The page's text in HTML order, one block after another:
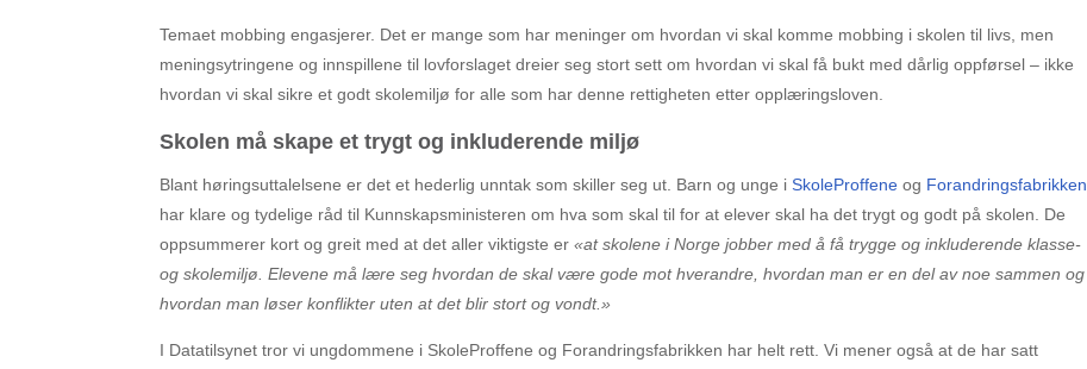
Temaet mobbing engasjerer. Det er mange som har meninger om hvordan vi skal komme mobbing i skolen til livs, men
meningsytringene og innspillene til lovforslaget dreier seg stort sett om hvordan vi skal få bukt med dårlig oppførsel – ikke
hvordan vi skal sikre et godt skolemiljø for alle som har denne rettigheten etter opplæringsloven.
Skolen må skape et trygt og inkluderende miljø
Blant høringsuttalelsene er det et hederlig unntak som skiller seg ut. Barn og unge iSkoleProffene og Forandringsfabrikken
har klare og tydelige råd til Kunnskapsministeren om hva som skal til for at elever skal ha det trygt og godt på skolen. De
oppsummerer kort og greit med at det aller viktigste er«at skolene i Norge jobber med å få trygge og inkluderende klasse-
og skolemiljø. Elevene må lære seg hvordan de skal være gode mot hverandre, hvordan man er en del av noe sammen og
hvordan man løser konflikter uten at det blir stort og vondt.»
I Datatilsynet tror vi ungdommene i SkoleProffene og Forandringsfabrikken har helt rett. Vi mener også at de har satt